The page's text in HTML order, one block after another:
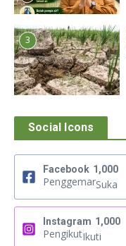
3
Social Icons
Facebook 1,000
PenggemarSuka
Instagram 1,000
PengikutIkuti